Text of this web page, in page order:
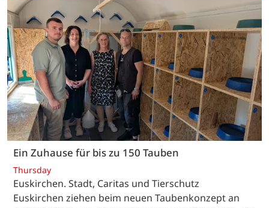
Ein Zuhause für bis zu 150 Tauben
Thursday
Euskirchen. Stadt, Caritas und Tierschutz
Euskirchen ziehen beim neuen Taubenkonzept an